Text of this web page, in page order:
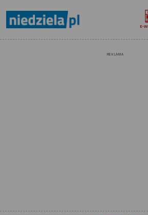
REKLAMA